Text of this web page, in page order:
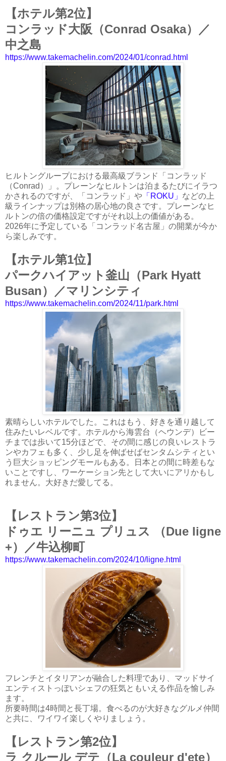
【ホテル第2位】
コンラッド大阪（Conrad Osaka）／
中之島
https://www.takemachelin.com/2024/01/conrad.html
ヒルトングループにおける最高級ブランド「コンラッド
（Conrad）」。プレーンなヒルトンは泊まるたびにイラつ
かされるのですが、「コンラッド」や 「ROKU」 などの上
級ラインナップは別格の居心地の良さです。プレーンなヒ
ルトンの倍の価格設定ですがそれ以上の価値がある。
2026年に予定している「コンラッド名古屋」の開業が今か
ら楽しみです。
【ホテル第1位】
パークハイアット釜山（Park Hyatt
Busan）／マリンシティ
https://www.takemachelin.com/2024/11/park.html
素晴らしいホテルでした。これはもう、好きを通り越して
住みたいレベルです。ホテルから海雲台（ヘウンデ）ビー
チまでは歩いて15分ほどで、その間に感じの良いレストラ
ンやカフェも多く、少し足を伸ばせばセンタムシティとい
う巨大ショッピングモールもある。日本との間に時差もな
いことですし、ワーケーション先として大いにアリかもし
れません。大好きだ愛してる。
【レストラン第3位】
ドゥエ リーニュ プリュス （Due ligne
+）／牛込柳町
https://www.takemachelin.com/2024/10/ligne.html
フレンチとイタリアンが融合した料理であり、マッドサイ
エンティストっぽいシェフの狂気ともいえる作品を愉しみ
ます。
所要時間は4時間と長丁場。食べるのが大好きなグルメ仲間
と共に、ワイワイ楽しくやりましょう。
【レストラン第2位】
ラ クルール デテ（La couleur d'ete）